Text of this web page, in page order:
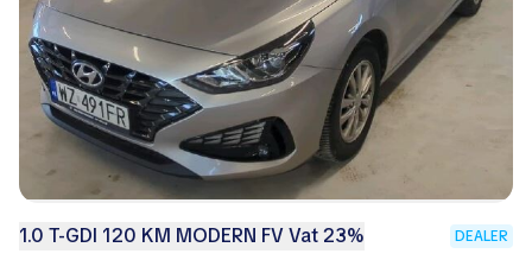
1.0 T-GDI 120 KM MODERN FV Vat 23% DEALER